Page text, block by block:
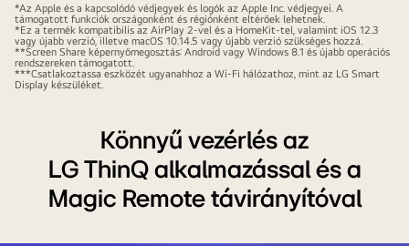
*Az Apple és a kapcsolódó védjegyek és logók az Apple Inc. védjegyei. A
támogatott funkciók országonként és régiónként eltérőek lehetnek.
*Ez a termék kompatibilis az AirPlay 2-vel és a HomeKit-tel, valamint iOS 12.3
vagy újabb verzió, illetve macOS 10.14.5 vagy újabb verzió szükséges hozzá.
**Screen Share képernyőmegosztás: Android vagy Windows 8.1 és újabb operációs
rendszereken támogatott.
***Csatlakoztassa eszközét ugyanahhoz a Wi-Fi hálózathoz, mint az LG Smart
Display készüléket.
Könnyű vezérlés az
LG ThinQ alkalmazással és a
Magic Remote távirányítóval